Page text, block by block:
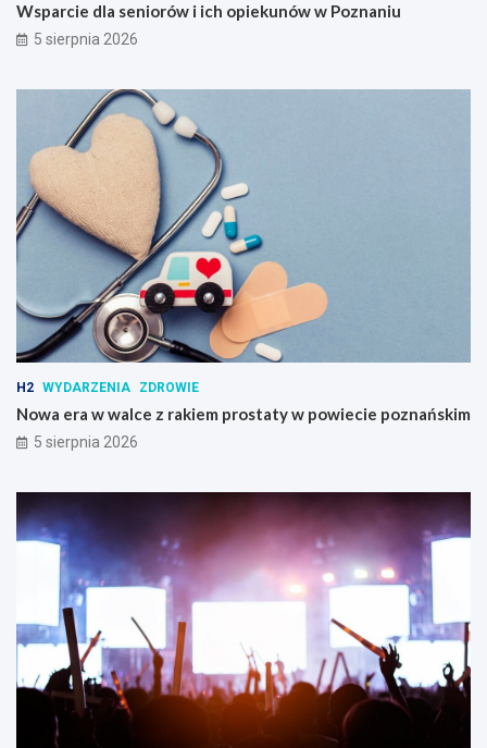
Wsparcie dla seniorów i ich opiekunów w Poznaniu
5 sierpnia 2026
H2 WYDARZENIA ZDROWIE
Nowa era w walce z rakiem prostaty w powiecie poznańskim
5 sierpnia 2026